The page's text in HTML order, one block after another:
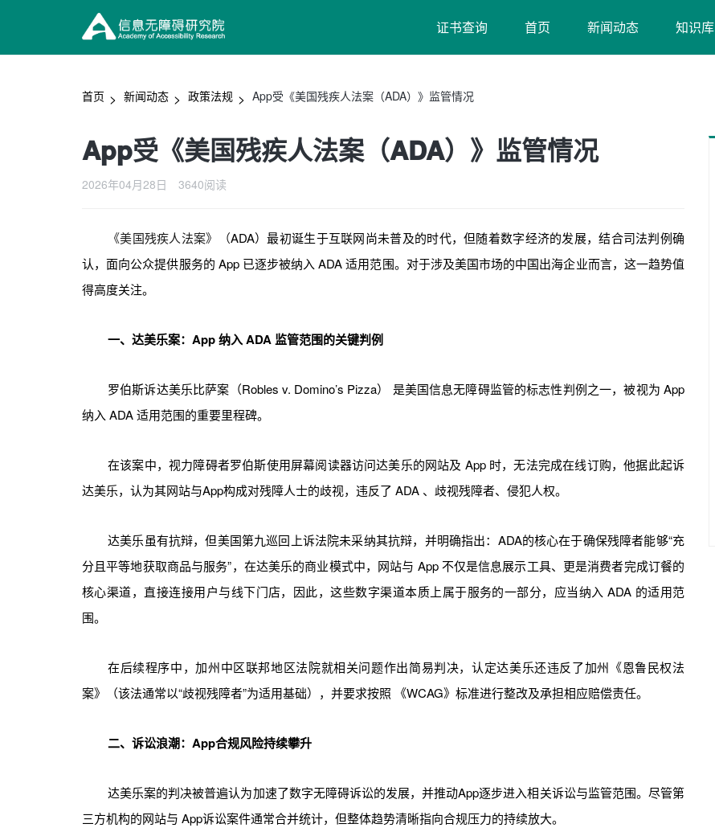
证书查询 首页 新闻动态 知识库
首页 新闻动态 政策法规 App受《美国残疾人法案（ADA）》监管情况
App受《美国残疾人法案（ADA）》监管情况
2026年04月28日 3640阅读
《美国残疾人法案》（ADA）最初诞生于互联网尚未普及的时代，但随着数字经济的发展，结合司法判例确
认，面向公众提供服务的 App 已逐步被纳入 ADA 适用范围。对于涉及美国市场的中国出海企业而言，这一趋势值
得高度关注。
一、达美乐案：App 纳入 ADA 监管范围的关键判例
罗伯斯诉达美乐比萨案（Robles v. Domino’s Pizza） 是美国信息无障碍监管的标志性判例之一，被视为 App
纳入 ADA 适用范围的重要里程碑。
在该案中，视力障碍者罗伯斯使用屏幕阅读器访问达美乐的网站及 App 时，无法完成在线订购，他据此起诉
达美乐，认为其网站与App构成对残障人士的歧视，违反了 ADA 、歧视残障者、侵犯人权。
达美乐虽有抗辩，但美国第九巡回上诉法院未采纳其抗辩，并明确指出：ADA的核心在于确保残障者能够“充
分且平等地获取商品与服务”，在达美乐的商业模式中，网站与 App 不仅是信息展示工具、更是消费者完成订餐的
核心渠道，直接连接用户与线下门店，因此，这些数字渠道本质上属于服务的一部分，应当纳入 ADA 的适用范
围。
在后续程序中，加州中区联邦地区法院就相关问题作出简易判决，认定达美乐还违反了加州《恩鲁民权法
案》（该法通常以“歧视残障者”为适用基础），并要求按照 《WCAG》标准进行整改及承担相应赔偿责任。
二、诉讼浪潮：App合规风险持续攀升
达美乐案的判决被普遍认为加速了数字无障碍诉讼的发展，并推动App逐步进入相关诉讼与监管范围。尽管第
三方机构的网站与 App诉讼案件通常合并统计，但整体趋势清晰指向合规压力的持续放大。